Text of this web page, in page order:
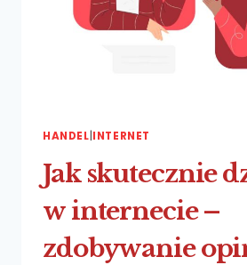
HANDEL INTERNET
Jak skutecznie
w internecie –
zdobywanie